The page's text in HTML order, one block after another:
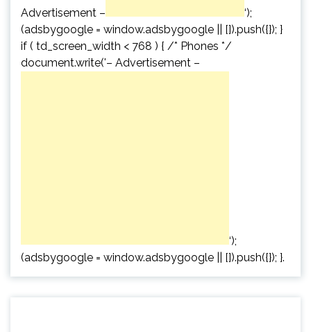
Advertisement –
‘);
(adsbygoogle = window.adsbygoogle || []).push({}); }
if ( td_screen_width < 768 ) { /* Phones */
document.write('– Advertisement –
‘);
(adsbygoogle = window.adsbygoogle || []).push({}); }.